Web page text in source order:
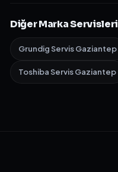
Diğer Marka Servisleri
Grundig Servis Gaziantep
Toshiba Servis Gaziantep